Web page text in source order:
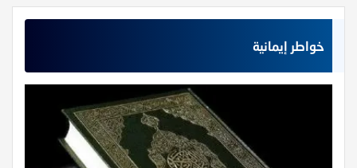
خواطر إيمانية